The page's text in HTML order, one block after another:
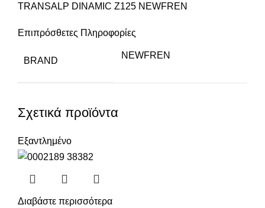
TRANSALP DINAMIC Z125 NEWFREN
Επιπρόσθετες Πληροφορίες
BRAND
NEWFREN
Σχετικά προϊόντα
Εξαντλημένο
Διαβάστε περισσότερα